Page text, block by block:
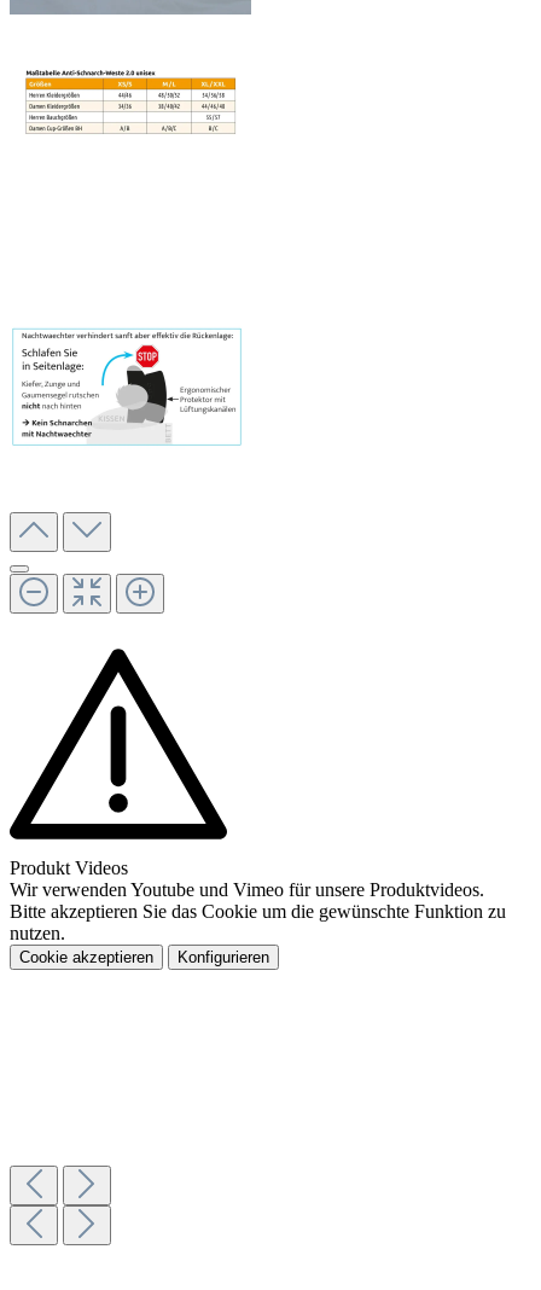
Produkt Videos
Wir verwenden Youtube und Vimeo für unsere Produktvideos.
Bitte akzeptieren Sie das Cookie um die gewünschte Funktion zu
nutzen.
Cookie akzeptieren Konfigurieren